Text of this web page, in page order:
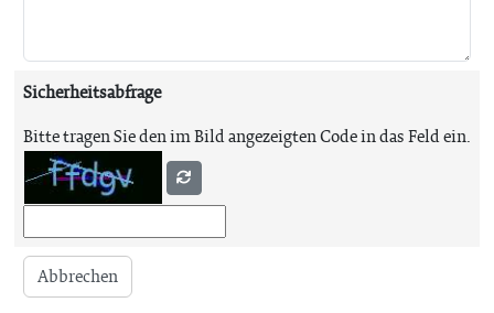
Sicherheitsabfrage
Bitte tragen Sie den im Bild angezeigten Code in das Feld ein.
Abbrechen